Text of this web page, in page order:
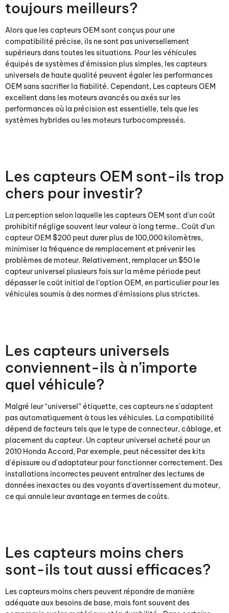
toujours meilleurs?
Alors que les capteurs OEM sont conçus pour une
compatibilité précise, ils ne sont pas universellement
supérieurs dans toutes les situations. Pour les véhicules
équipés de systèmes d'émission plus simples, les capteurs
universels de haute qualité peuvent égaler les performances
OEM sans sacrifier la fiabilité. Cependant, Les capteurs OEM
excellent dans les moteurs avancés ou axés sur les
performances où la précision est essentielle, tels que les
systèmes hybrides ou les moteurs turbocompressés.
Les capteurs OEM sont-ils trop
chers pour investir?
La perception selon laquelle les capteurs OEM sont d'un coût
prohibitif néglige souvent leur valeur à long terme.. Coût d’un
capteur OEM $200 peut durer plus de 100,000 kilomètres,
minimiser la fréquence de remplacement et prévenir les
problèmes de moteur. Relativement, remplacer un $50 le
capteur universel plusieurs fois sur la même période peut
dépasser le coût initial de l'option OEM, en particulier pour les
véhicules soumis à des normes d'émissions plus strictes.
Les capteurs universels
conviennent-ils à n’importe
quel véhicule?
Malgré leur “universel” étiquette, ces capteurs ne s'adaptent
pas automatiquement à tous les véhicules. La compatibilité
dépend de facteurs tels que le type de connecteur, câblage, et
placement du capteur. Un capteur universel acheté pour un
2010 Honda Accord, Par exemple, peut nécessiter des kits
d'épissure ou d'adaptateur pour fonctionner correctement. Des
installations incorrectes peuvent entraîner des lectures de
données inexactes ou des voyants d'avertissement du moteur,
ce qui annule leur avantage en termes de coûts.
Les capteurs moins chers
sont-ils tout aussi efficaces?
Les capteurs moins chers peuvent répondre de manière
adéquate aux besoins de base, mais font souvent des